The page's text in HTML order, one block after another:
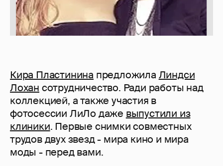
Кира Пластинина предложила Линдси
Лохан сотрудничество. Ради работы над
коллекцией, а также участия в
фотосессии ЛиЛо даже выпустили из
клиники. Первые снимки совместных
трудов двух звезд - мира кино и мира
моды - перед вами.